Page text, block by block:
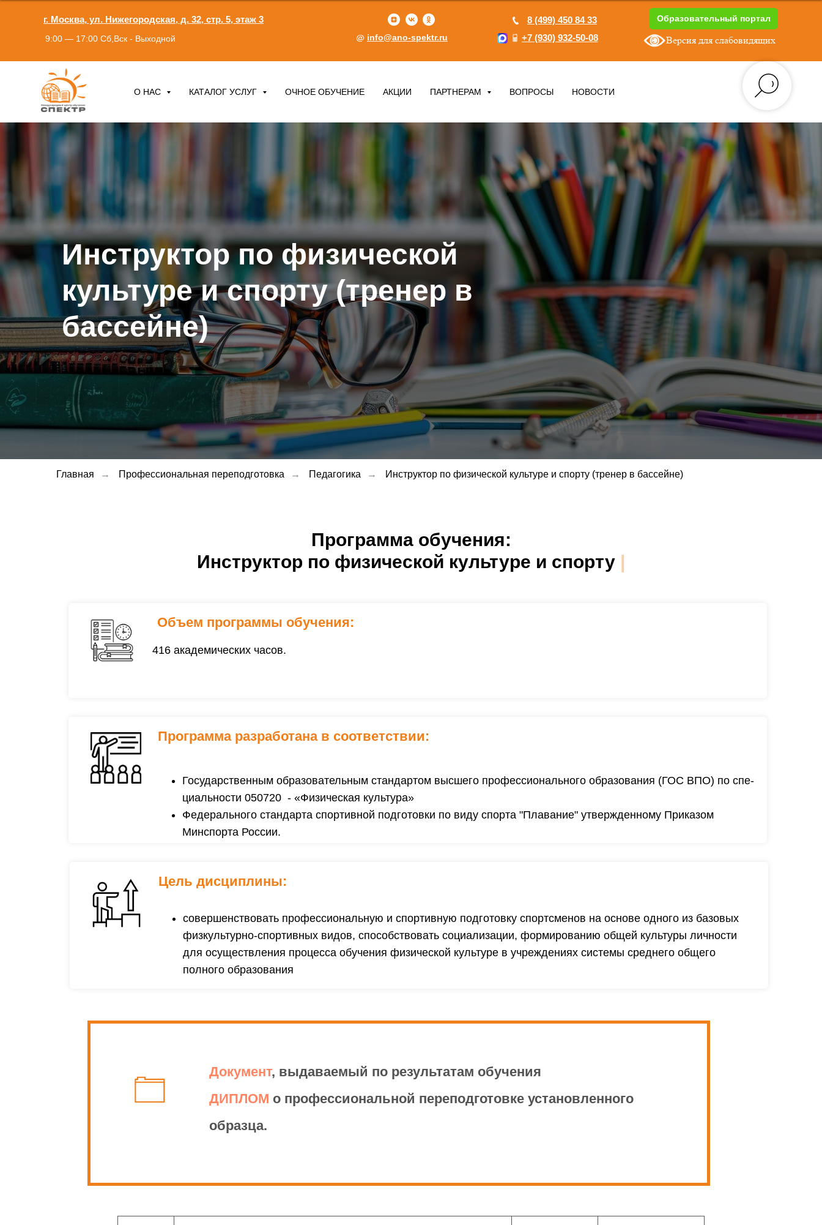
Образовательный портал
г. Москва, ул. Нижегородская, д. 32, стр. 5, этаж 3
+7 (930) 932-50-08
8 (499) 450 84 33
info@ano-spektr.ru
9:00 — 17:00 Сб,Вск - Выходной Версия для слабовидящих
О НАС КАТАЛОГ УСЛУГ ОЧНОЕ ОБУЧЕНИЕ АКЦИИ ПАРТНЕРАМ ВОПРОСЫ НОВОСТИ
Инструктор по физической
культуре и спорту (тренер в
бассейне)
Главная → Профессиональная переподготовка → Педагогика → Инструктор по физической культуре и спорту (тренер в бассейне)
Программа обучения:
Инструктор пофиз|
совершенствовать профессиональную и спортивную подготовку спортсменов на основе одного из базовых
физкультурно-спортивных видов, способствовать социализации, формированию общей культуры личности
для осуществления процесса обучения физической культуре в учреждениях системы среднего общего
полного образования
Программа разработана в соответствии:
416 академических часов.
Объем программы обучения:
с полным отрывом от производства - очно
с частичным отрывом от производства - очно-заочно
Форма получения образования:
Государственным образовательным стандар­том высшего профессионального образования (ГОС ВПО) по спе­
циальности 050720 - «Физическая культура»
Федерального стандарта спортивной подготовки по виду спорта "Плавание" утвержденному Приказом
Минспорта России.
Цель дисциплины:
Документ, выдаваемый по результатам обучения
ДИПЛОМ о профессиональной переподготовке установленного
образца.